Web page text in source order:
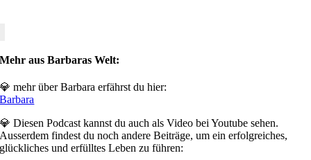
Mehr aus Barbaras Welt:
💎 mehr über Barbara erfährst du hier:
Barbara
💎 Diesen Podcast kannst du auch als Video bei Youtube sehen.
Ausserdem findest du noch andere Beiträge, um ein erfolgreiches,
glückliches und erfülltes Leben zu führen: